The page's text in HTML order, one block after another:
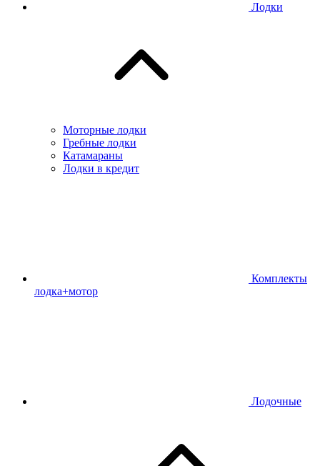
Лодки
Моторные лодки
Гребные лодки
Катамараны
Лодки в кредит
Комплекты
лодка+мотор
Лодочные